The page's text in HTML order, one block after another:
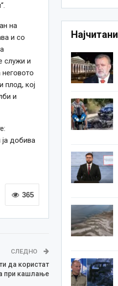
на
и со
служи и
плод, кој
и
добива
365
СЛЕДНО
да користат
при кашлање
Најчитани